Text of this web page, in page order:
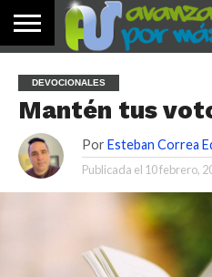
PALABRA
DE HOY
DEVOCIONALES
NOTICIAS
TESTIMONIOS
ORACIONES
SOBRE
NOSOTROS
IMÁGENES
DEVOCIONALES
Mantén tus
Por Esteban Correa
Publicada el 10 febrero,